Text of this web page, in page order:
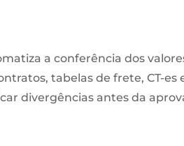
a conferência dos
tabelas de frete, CT-es
divergências antes da